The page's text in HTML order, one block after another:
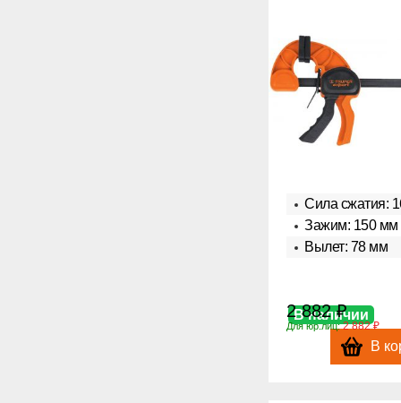
Сила сжатия:
Зажим: 150 мм
Вылет: 78 мм
В наличии
2 882 ₽
Для юр.лиц:2 882 ₽
В